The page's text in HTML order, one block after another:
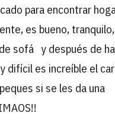
para encontrar
es bueno,
sofá y después de
difícil es increíble el
si se les da una